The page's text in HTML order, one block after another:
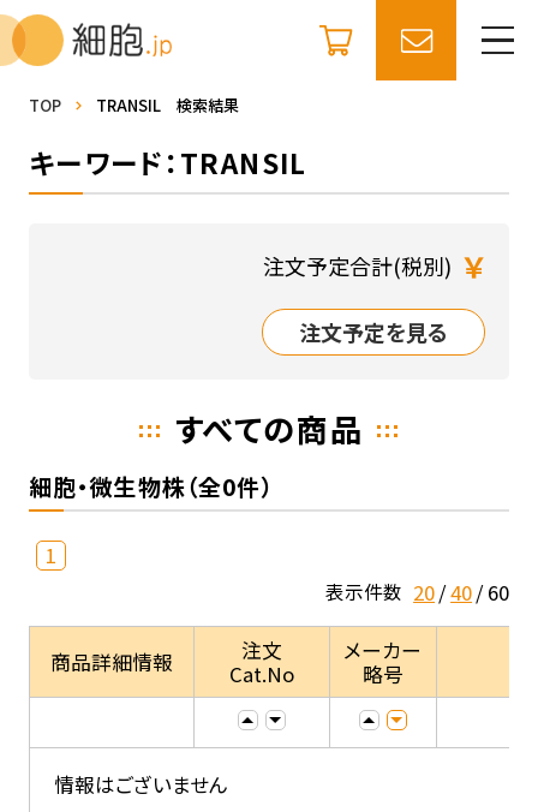
TOP TRANSIL 検索結果
キーワード：TRANSIL
注文予定合計(税別) ￥
注文予定を見る
すべての商品
細胞・微生物株（全0件）
1
表示件数 20 40 60
商品詳細情報
注文
Cat.No
メーカー
略号
情報はございません